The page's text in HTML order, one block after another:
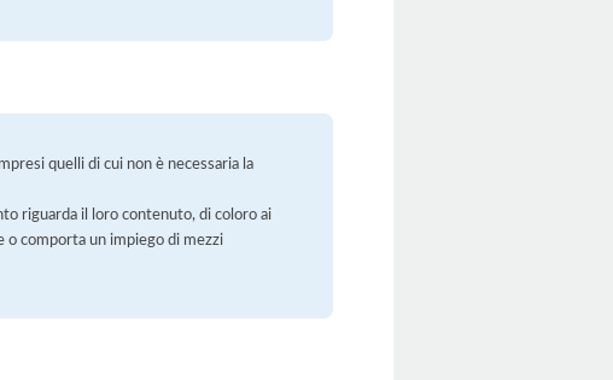
quelli di cui non è necessaria la
riguarda il loro contenuto, di coloro ai
o comporta un impiego di mezzi